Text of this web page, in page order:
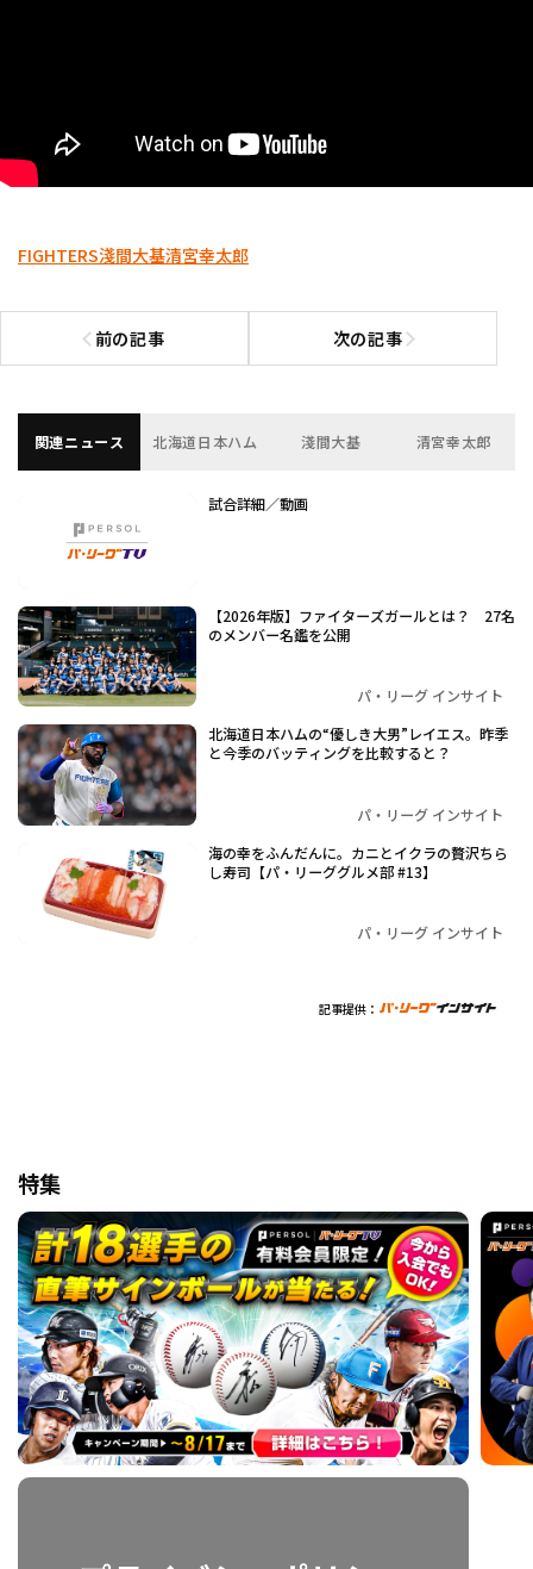
FIGHTERS淺間大基清宮幸太郎
前の記事
前の記事へ 次の記事次の記事へ
関連ニュース 北海道日本ハム 淺間大基 清宮幸太郎
試合詳細／動画
【2026年版】ファイターズガールとは？ 27名
のメンバー名鑑を公開
パ・リーグ インサイト
北海道日本ハムの“優しき大男”レイエス。昨季
と今季のバッティングを比較すると？
パ・リーグ インサイト
海の幸をふんだんに。カニとイクラの贅沢ちら
し寿司【パ・リーググルメ部 #13】
パ・リーグ インサイト
記事提供：
特集